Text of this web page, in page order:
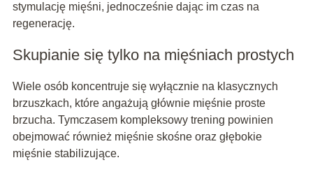
stymulację mięśni, jednocześnie dając im czas na
regenerację.
Skupianie się tylko na mięśniach prostych
Wiele osób koncentruje się wyłącznie na klasycznych
brzuszkach, które angażują głównie mięśnie proste
brzucha. Tymczasem kompleksowy trening powinien
obejmować również mięśnie skośne oraz głębokie
mięśnie stabilizujące.